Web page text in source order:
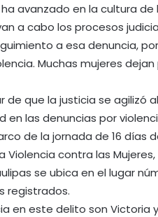
ha avanzado en la cultura
a cabo los procesos
a esa denuncia,
Muchas mujeres
de que la justicia se agilizó
las denuncias por
de la jornada de 16 días
Violencia contra las
se ubica en el lugar
registrados.
en este delito son Victoria